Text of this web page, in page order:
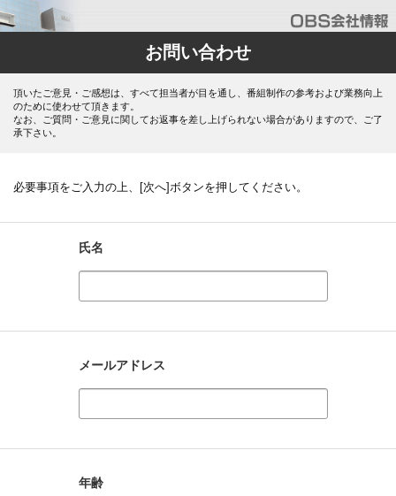
お問い合わせ
頂いたご意見・ご感想は、すべて担当者が目を通し、番組制作の参考および業務向上
のために使わせて頂きます。
なお、ご質問・ご意見に関してお返事を差し上げられない場合がありますので、ご了
承下さい。
必要事項をご入力の上、[次へ]ボタンを押してください。
氏名
メールアドレス
年齢